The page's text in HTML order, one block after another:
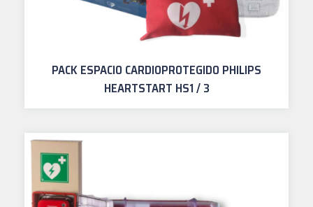
PACK ESPACIO CARDIOPROTEGIDO PHILIPS
HEARTSTART HS1 / 3